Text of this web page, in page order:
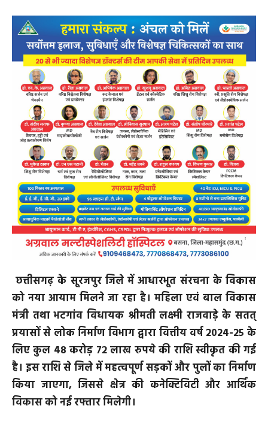
छत्तीसगढ़ के सूरजपुर जिले में आधारभूत संरचना के विकास
को नया आयाम मिलने जा रहा है। महिला एवं बाल विकास
मंत्री तथा भटगांव विधायक श्रीमती लक्ष्मी राजवाड़े के सतत्
प्रयासों से लोक निर्माण विभाग द्वारा वित्तीय वर्ष 2024-25 के
लिए कुल 48 करोड़ 72 लाख रुपये की राशि स्वीकृत की गई
है। इस राशि से जिले में महत्वपूर्ण सड़कों और पुलों का निर्माण
किया जाएगा, जिससे क्षेत्र की कनेक्टिविटी और आर्थिक
विकास को नई रफ्तार मिलेगी।